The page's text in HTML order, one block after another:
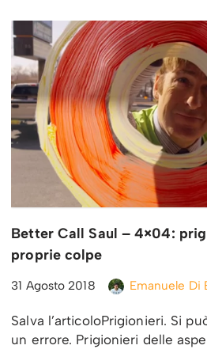
Better Call Saul – 4×04:
proprie colpe
31 Agosto 2018 Emanuele Di
Salva l’articoloPrigionieri. Si
un errore. Prigionieri delle